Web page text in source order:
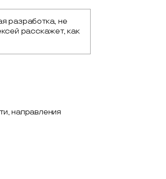
разработка, не
расскажет, как
направления